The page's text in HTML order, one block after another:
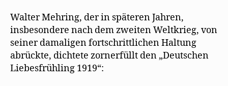
Walter Mehring, der in späteren Jahren,
insbesondere nach dem zweiten Weltkrieg, von
seiner damaligen fortschrittlichen Haltung
abrückte, dichtete zornerfüllt den „Deutschen
Liebesfrühling 1919“: